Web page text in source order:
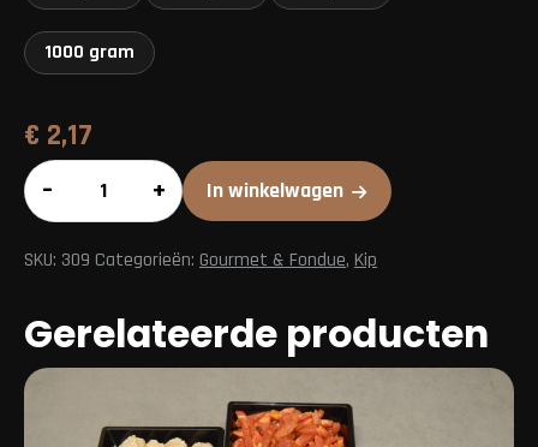
1000 gram
€ 2,17
Kiproerbak
aantal
– + In winkelwagen
SKU: 309 Categorieën: Gourmet & Fondue, Kip
Gerelateerde producten